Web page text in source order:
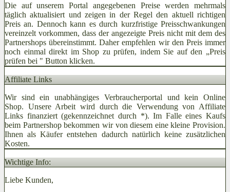
Die auf unserem Portal angegebenen Preise werden mehrmals
täglich aktualisiert und zeigen in der Regel den aktuell richtigen
Preis an. Dennoch kann es durch kurzfristige Preisschwankungen
vereinzelt vorkommen, dass der angezeigte Preis nicht mit dem des
Partnershops übereinstimmt. Daher empfehlen wir den Preis immer
noch einmal direkt im Shop zu prüfen, indem Sie auf den „Preis
prüfen bei " Button klicken.
Affiliate Links
Wir sind ein unabhängiges Verbraucherportal und kein Online
Shop. Unsere Arbeit wird durch die Verwendung von Affiliate
Links finanziert (gekennzeichnet durch *). Im Falle eines Kaufs
beim Partnershop bekommen wir von diesem eine kleine Provision.
Ihnen als Käufer entstehen dadurch natürlich keine zusätzlichen
Kosten.
Wichtige Info:
Liebe Kunden,